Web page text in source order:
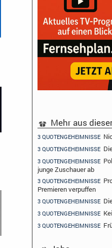
Mehr aus
3 QUOTENGEHEIMNISSE
3 QUOTENGEHEIMNISSE
3 QUOTENGEHEIMNISSE
junge Zuschauer ab
3 QUOTENGEHEIMNISSE
Premieren verpuffen
3 QUOTENGEHEIMNISSE
3 QUOTENGEHEIMNISSE
3 QUOTENGEHEIMNISSE